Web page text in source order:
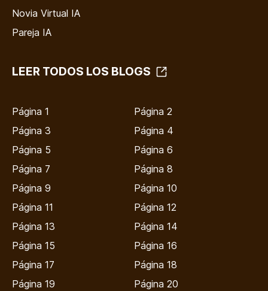
Novia Virtual IA
Pareja IA
LEER TODOS LOS BLOGS
Página 1
Página 2
Página 3
Página 4
Página 5
Página 6
Página 7
Página 8
Página 9
Página 10
Página 11
Página 12
Página 13
Página 14
Página 15
Página 16
Página 17
Página 18
Página 19
Página 20